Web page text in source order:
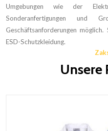
Umgebungen wie der
Sonderanfertigungen und
Geschäftsanforderungen
ESD-Schutzkleidung.
Unsere